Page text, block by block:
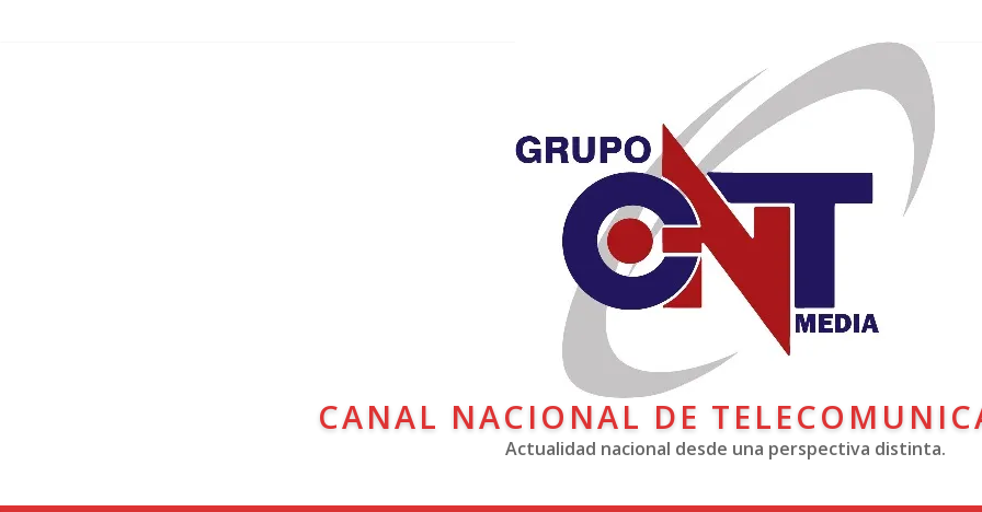
CANAL NACIONAL DE
Actualidad nacional desde una perspectiva distinta.